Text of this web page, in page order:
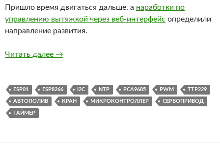
Пришло время двигаться дальше, а наработки по
управлению вытяжкой через веб-интерфейс определили
направление развития.
Читать далее Компьютеризация поливного коллектора
→
ESP01 ESP8266 I2C NTP PCA9685 PWM TTP229
АВТОПОЛИВ КРАН МИКРОКОНТРОЛЛЕР СЕРВОПРИВОД
ТАЙМЕР